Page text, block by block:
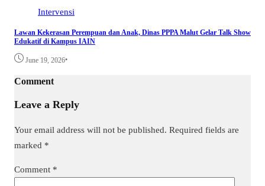
Intervensi
Lawan Kekerasan Perempuan dan Anak, Dinas PPPA Malut Gelar Talk Show
Edukatif di Kampus IAIN
June 19, 2026•
Comment
Leave a Reply
Your email address will not be published. Required fields are
marked *
Comment *